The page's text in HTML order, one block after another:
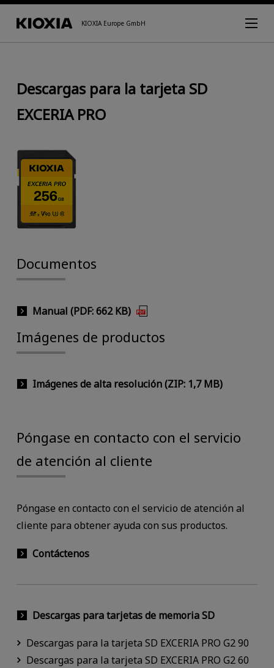
KIOXIA Europe GmbH
Descargas para la tarjeta SD
EXCERIA PRO
Documentos
Manual (PDF: 662 KB)
Imágenes de productos
Imágenes de alta resolución (ZIP: 1,7 MB)
Póngase en contacto con el servicio
de atención al cliente
Póngase en contacto con el servicio de atención al
cliente para obtener ayuda con sus productos.
Contáctenos
Descargas para tarjetas de memoria SD
Descargas para la tarjeta SD EXCERIA PRO G2 90
Descargas para la tarjeta SD EXCERIA PRO G2 60